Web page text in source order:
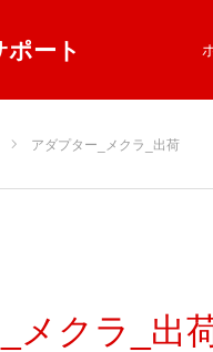
ート
アダプター_メクラ_出荷
メクラ_出